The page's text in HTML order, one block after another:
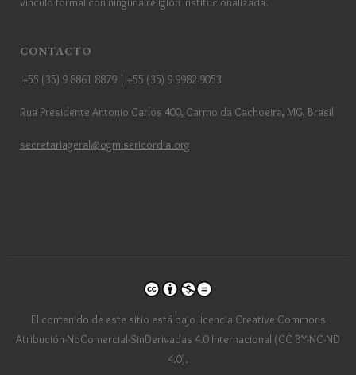
CONTACTO
+55 (35) 9 8861 8879 | +55 (35) 9 9982 9053
Rua Presidente Antonio Carlos 400, Carmo da Cachoeira, MG, Brasil
secretariageral@ogmisericordia.org
El contenido de este sitio está bajo licencia Creative Commons
Atribución-NoComercial-SinDerivadas 4.0 Internacional (CC BY-NC-ND
4.0).